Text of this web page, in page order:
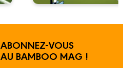
ABONNEZ-VOUS
AU BAMBOO MAG !